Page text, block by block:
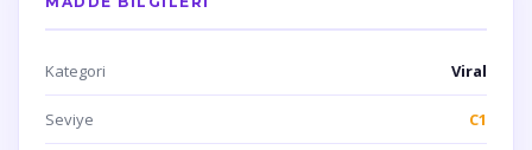
Kategori Viral
Seviye C1